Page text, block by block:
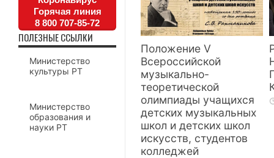
Положение V
Всероссийской
музыкально-
теоретической
олимпиады учащихся
детских музыкальных
школ и детских школ
искусств, студентов
колледжей
Горячая линия
8 800 707-85-72
ПОЛЕЗНЫЕ ССЫЛКИ
Министерство
культуры РТ
Министерство
образования и
науки РТ